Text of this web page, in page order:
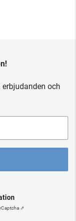
och
Captcha ⇗